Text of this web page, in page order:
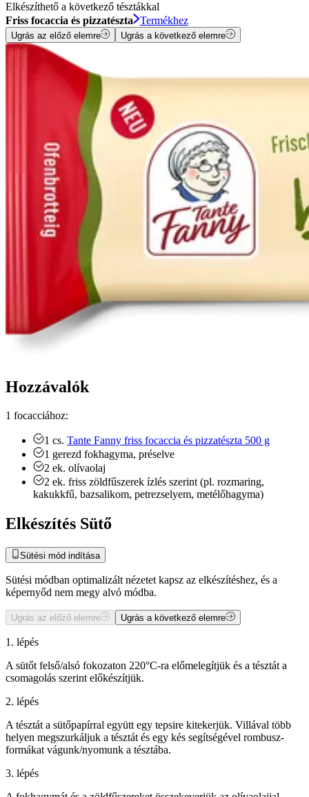
Elkészíthető a következő tésztákkal
Friss focaccia és pizzatészta
Termékhez
Ugrás az előző elemre Ugrás a következő elemre
Hozzávalók
1 focacciához:
1 cs. Tante Fanny friss focaccia és pizzatészta 500 g
1 gerezd fokhagyma, préselve
2 ek. olívaolaj
2 ek. friss zöldfűszerek ízlés szerint (pl. rozmaring,
kakukkfű, bazsalikom, petrezselyem, metélőhagyma)
Elkészítés Sütő
Sütési mód indítása
Sütési módban optimalizált nézetet kapsz az elkészítéshez, és a
képernyőd nem megy alvó módba.
Ugrás az előző elemre Ugrás a következő elemre
1. lépés
A sütőt felső/alsó fokozaton 220°C-ra előmelegítjük és a tésztát a
csomagolás szerint előkészítjük.
2. lépés
A tésztát a sütőpapírral együtt egy tepsire kitekerjük. Villával több
helyen megszurkáljuk a tésztát és egy kés segítségével rombusz-
formákat vágunk/nyomunk a tésztába.
3. lépés